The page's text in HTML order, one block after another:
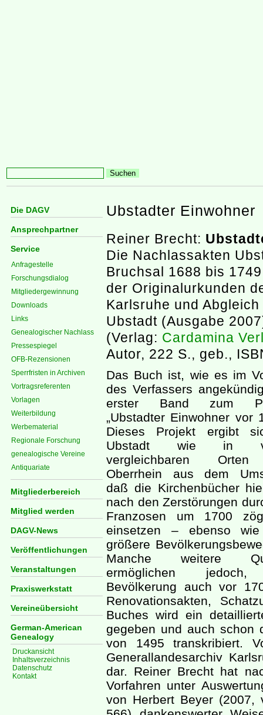
Die DAGV
Ansprechpartner
Service
Anfragestelle
Forschungsdialog
Mitgliedergewinnung
Downloads
Links
Genealogischer Nachlass
Pressespiegel
OFB-Rezensionen
Sperrfristen in Archiven
Vortragsreferenten
Vorlagen
Weiterbildung
Werbematerial
Regionale Forschung
genealogische Vereine
Antiquariate
Mitgliederbereich
Mitglied werden
DAGV-News
Veröffentlichungen
Veranstaltungen
Praxiswerkstatt
Vereineübersicht
German-American
Genealogy
Druckansicht
Inhaltsverzeichnis
Datenschutz
Kontakt
Ubstadter Einwohner
Reiner Brecht:
Die Nachlassakten
Bruchsal 1688 bis
der Originalurkunden
Karlsruhe und
Ubstadt (Ausgabe
(Verlag: Cardamina
Autor, 222 S., geb.,
Das Buch ist, wie es im
des Verfassers
erster Band zum
„Ubstadter Einwohner vor
Dieses Projekt ergibt
Ubstadt wie in
vergleichbaren
Oberrhein aus dem
daß die Kirchenbücher
nach den Zerstörungen
Franzosen um 1700
einsetzen – ebenso
größere
Manche weitere
ermöglichen
Bevölkerung auch vor
Renovationsakten,
Buches wird ein
gegeben und auch schon
von 1495 transkribiert.
Generallandesarchiv
dar. Reiner Brecht hat
Vorfahren unter
von Herbert Beyer